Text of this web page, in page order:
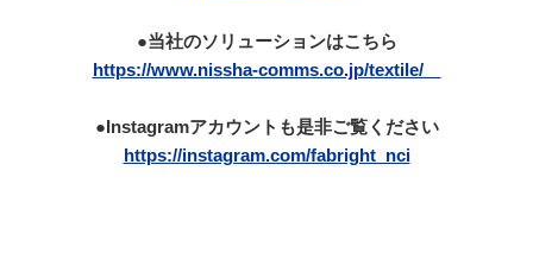
●当社のソリューションはこちら
https://www.nissha-comms.co.jp/textile/
●Instagramアカウントも是非ご覧ください
https://instagram.com/fabright_nci